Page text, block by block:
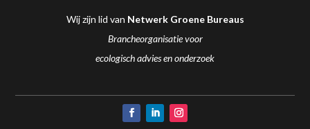
Wij zijn lid van Netwerk Groene Bureaus
Brancheorganisatie voor
ecologisch advies en onderzoek